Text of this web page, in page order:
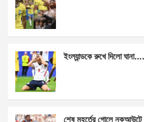
ইংল্যান্ডকে রুখে দিলো ঘানা….
শেষ মুহূর্তের গোলে নকআউটে